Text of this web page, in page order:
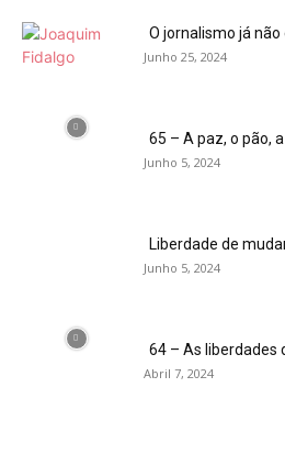
O jornalismo já
Junho 25, 2024
65 – A paz, o pão,
Junho 5, 2024
Liberdade de
Junho 5, 2024
64 – As liberdades
Abril 7, 2024